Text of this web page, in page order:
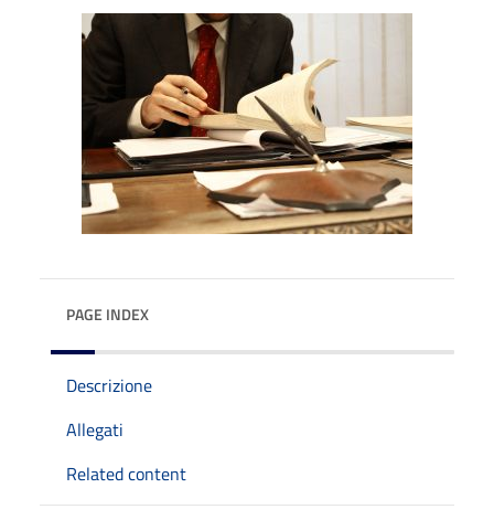
PAGE INDEX
Descrizione
Allegati
Related content